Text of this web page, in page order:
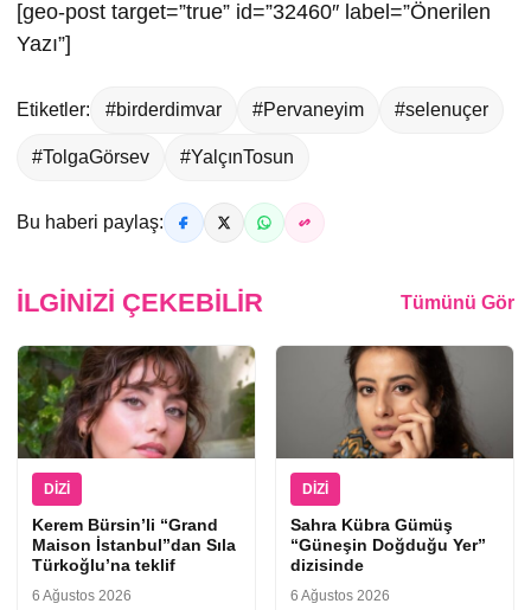
[geo-post target=”true” id=”32460″ label=”Önerilen
Yazı”]
Etiketler: #birderdimvar #Pervaneyim #selenuçer
#TolgaGörsev #YalçınTosun
Bu haberi paylaş:
İLGINIZI ÇEKEBILIR Tümünü Gör
DIZI
Kerem Bürsin’li “Grand
Maison İstanbul”dan Sıla
Türkoğlu’na teklif
6 Ağustos 2026
DIZI
Sahra Kübra Gümüş
“Güneşin Doğduğu Yer”
dizisinde
6 Ağustos 2026